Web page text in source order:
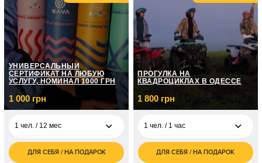
УНИВЕРСАЛЬНЫЙ
СЕРТИФИКАТ НА ЛЮБУЮ
УСЛУГУ, НОМИНАЛ 1000 ГРН
1 000 грн
1 чел. / 12 мес
1 000
ДЛЯ СЕБЯ / НА ПОДАРОК
ПРОГУЛКА НА
КВАДРОЦИКЛАХ В ОДЕССЕ
1 800 грн
1 чел. / 1 час
1 800
ДЛЯ СЕБЯ / НА ПОДАРОК